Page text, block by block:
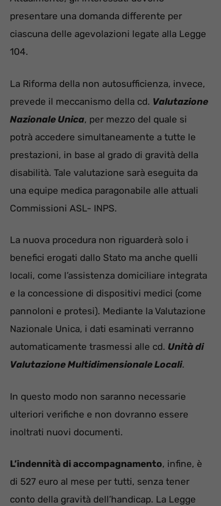
presentare una domanda differente per
ciascuna delle agevolazioni legate alla Legge
104.
La Riforma della non autosufficienza, invece,
prevede il meccanismo della cd. Valutazione
Nazionale Unica, per mezzo del quale si
potrà accedere simultaneamente a tutte le
prestazioni, in base al grado di gravità della
disabilità. Tale valutazione sarà eseguita da
una equipe medica paragonabile alle attuali
Commissioni ASL- INPS.
La nuova procedura non riguarderà solo i
benefici erogati dallo Stato ma anche quelli
locali, come l’assistenza domiciliare integrata
e la concessione di dispositivi medici (come
pannoloni e protesi). Mediante la Valutazione
Nazionale Unica, i dati esaminati verranno
automaticamente trasmessi alle cd. Unità di
Valutazione Multidimensionale Locali.
In questo modo non saranno necessarie
ulteriori verifiche e non dovranno essere
inoltrati nuovi documenti.
L’indennità di accompagnamento, infine, è
di 527 euro al mese per tutti, senza tener
conto della gravità dell’handicap. La Legge